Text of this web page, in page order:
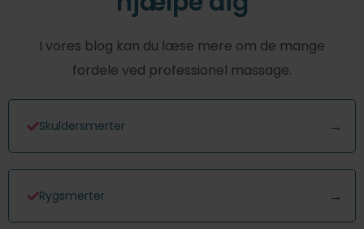
I vores blog kan du læse mere om de mange
fordele ved professionel massage.
Skuldersmerter
Rygsmerter